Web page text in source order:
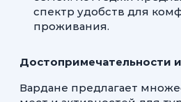
спектр удобств для
проживания.
Достопримечательности
Вардане предлагает